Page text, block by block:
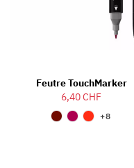
Feutre TouchMarker
6,40 CHF
+8